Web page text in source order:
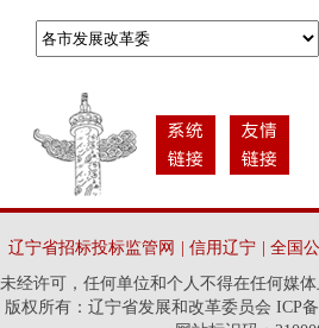
辽宁省招标投标监管网 信用辽宁
全国
未经许可，任何单位和个人不得在任何媒
版权所有：辽宁省发展和改革委员会 ICP